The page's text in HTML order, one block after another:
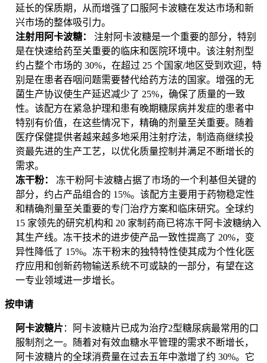
延长的保质期，从而增强了口服阿卡波糖在发达市场和新
兴市场的整体吸引力。
注射用阿卡波糖： 注射阿卡波糖是一个重要的部分，特别
是在快速给药至关重要的临床和医院环境中。该注射剂型
约占整个市场的 30%，在超过 25 个国家/地区受到欢迎，特
别是在患者吞咽问题需要替代给药方法的国家。增强的无
菌生产协议使生产延迟减少了 25%，确保了质量的一致
性。该配方在紧急护理和患有晚期糖尿病并发症的患者中
特别有价值，在这些情况下，精确的剂量至关重要。随着
医疗保健提供者越来越多地采用注射疗法，制造商继续投
资最先进的生产工艺，以优化质量控制并满足不断增长的
需求。
冻干粉： 冻干粉阿卡波糖占据了市场的一个利基但关键的
部分，约占产品组合的 15%。该配方主要用于药物稳定性
和精确剂量至关重要的专门治疗方案和临床研究。全球约
15 家领先的研究机构和 20 家制药商已将冻干阿卡波糖纳入
其生产线。冻干技术的进步使产品一致性提高了 20%，变
异性降低了 15%。冻干粉末的独特特性使其成为个性化医
疗应用和创新药物输送系统不可或缺的一部分，有望在这
一专业领域进一步增长。
按申请
阿卡波糖片：阿卡波糖片已成为治疗2型糖尿病最常用的口
服制剂之一。随着对有效血糖水平管理的需求不断增长，
阿卡波糖片的全球消费量在过去五年中激增了约 30%。它